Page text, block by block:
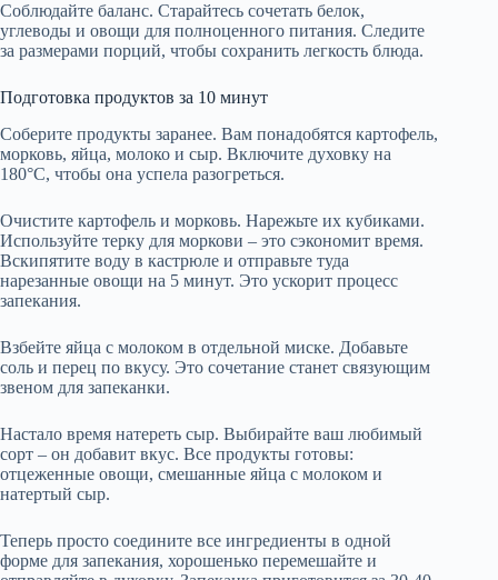
Соблюдайте баланс. Старайтесь сочетать белок,
углеводы и овощи для полноценного питания. Следите
за размерами порций, чтобы сохранить легкость блюда.
Подготовка продуктов за 10 минут
Соберите продукты заранее. Вам понадобятся картофель,
морковь, яйца, молоко и сыр. Включите духовку на
180°C, чтобы она успела разогреться.
Очистите картофель и морковь. Нарежьте их кубиками.
Используйте терку для моркови – это сэкономит время.
Вскипятите воду в кастрюле и отправьте туда
нарезанные овощи на 5 минут. Это ускорит процесс
запекания.
Взбейте яйца с молоком в отдельной миске. Добавьте
соль и перец по вкусу. Это сочетание станет связующим
звеном для запеканки.
Настало время натереть сыр. Выбирайте ваш любимый
сорт – он добавит вкус. Все продукты готовы:
отцеженные овощи, смешанные яйца с молоком и
натертый сыр.
Теперь просто соедините все ингредиенты в одной
форме для запекания, хорошенько перемешайте и